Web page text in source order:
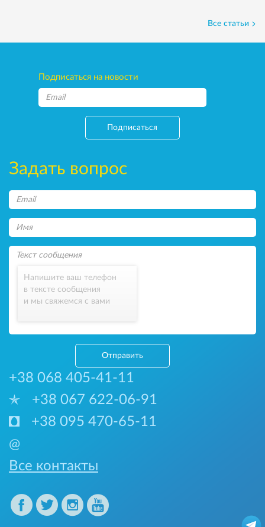
Все статьи
Подписаться на новости
Подписаться
Задать вопрос
Напишите ваш телефон
в тексте сообщения
и мы свяжемся с вами
Отправить
+38 068 405-41-11
+38 067 622-06-91
+38 095 470-65-11
@
Все контакты